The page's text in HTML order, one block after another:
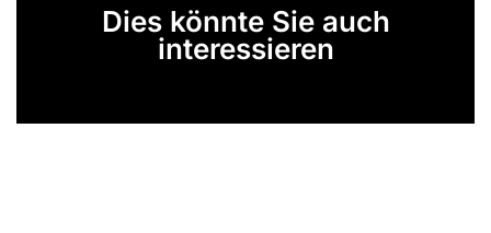
Dies könnte Sie auch
interessieren